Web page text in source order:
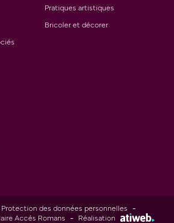
Pratiques artistiques
Bricoler et décorer
Protection des données personnelles -
Accés Romans - Réalisation